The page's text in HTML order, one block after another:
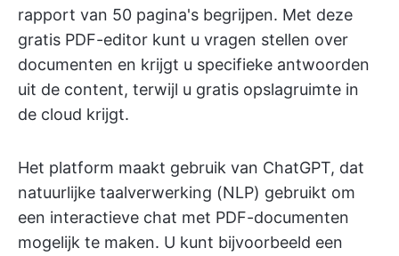
rapport van 50 pagina's begrijpen. Met deze
gratis PDF-editor kunt u vragen stellen over
documenten en krijgt u specifieke antwoorden
uit de content, terwijl u gratis opslagruimte in
de cloud krijgt.
Het platform maakt gebruik van ChatGPT, dat
natuurlijke taalverwerking (NLP) gebruikt om
een interactieve chat met PDF-documenten
mogelijk te maken. U kunt bijvoorbeeld een